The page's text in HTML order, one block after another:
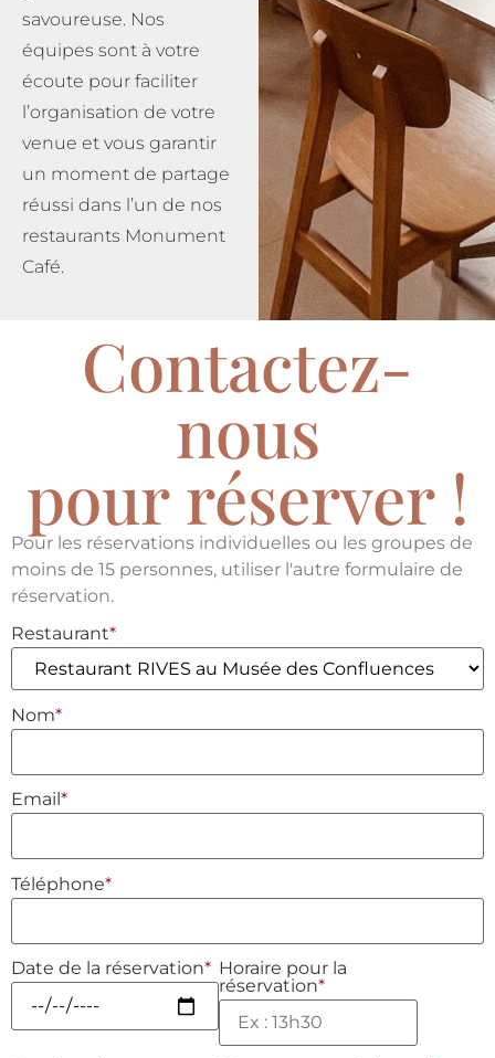
savoureuse. Nos
équipes sont à votre
écoute pour faciliter
l’organisation de votre
venue et vous garantir
un moment de partage
réussi dans l’un de nos
restaurants Monument
Café.
Contactez-
nous
pour réserver !
Pour les réservations individuelles ou les groupes de
moins de 15 personnes, utiliser l'autre formulaire de
réservation.
Restaurant*
Nom*
Email *
Téléphone*
Date de la réservation* Horaire pour la
réservation*